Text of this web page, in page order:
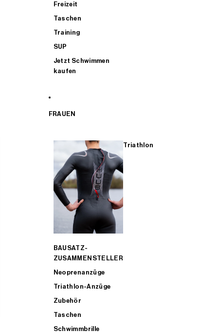
Freizeit
Taschen
Training
SUP
Jetzt Schwimmen
kaufen
FRAUEN
Triathlon
BAUSATZ-
ZUSAMMENSTELLER
Neoprenanzüge
Triathlon-Anzüge
Zubehör
Taschen
Schwimmbrille